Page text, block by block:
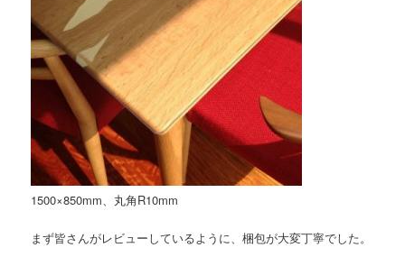
1500×850mm、丸角R10mm
まず皆さんがレビューしているように、梱包が大変丁寧でした。